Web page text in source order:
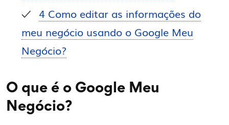
4 Como editar as informações do
meu negócio usando o Google Meu
Negócio?
O que é o Google Meu
Negócio?